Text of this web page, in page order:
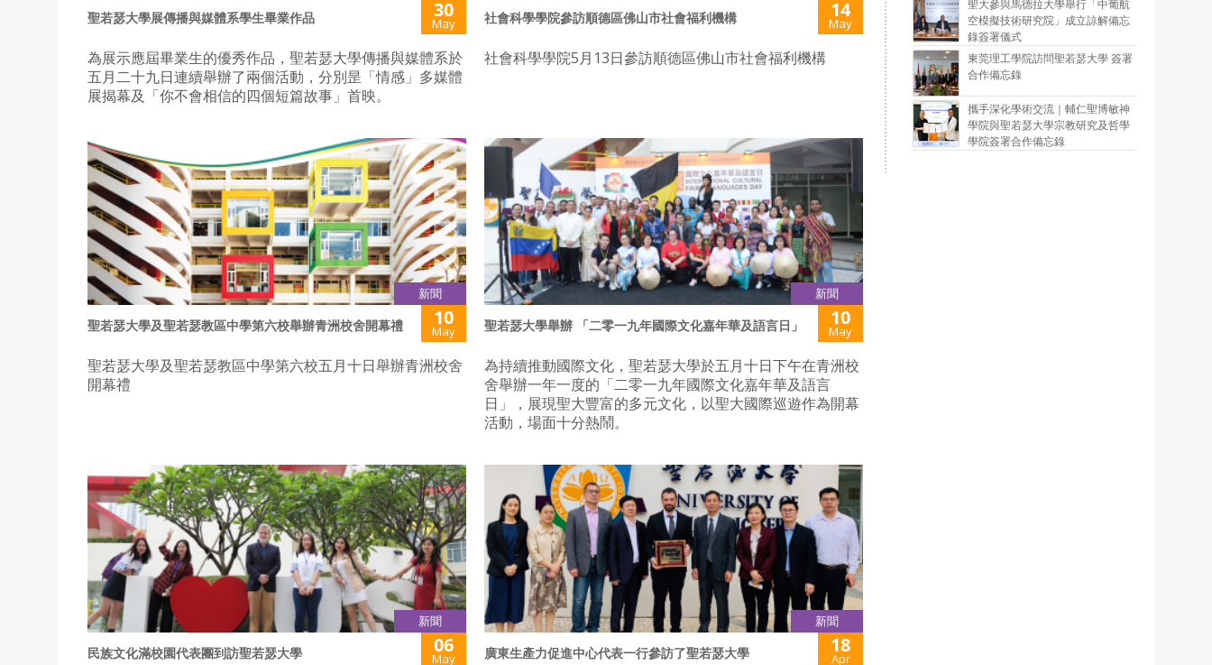
聖若瑟大學展傳播與媒體系學生畢業作品 30
May
為展示應屆畢業生的優秀作品，聖若瑟大學傳播與媒體系於
五月二十九日連續舉辦了兩個活動，分別昰「情感」多媒體
展揭幕及「你不會相信的四個短篇故事」首映。
社會科學學院參訪順德區佛山市社會福利機構 14
May
社會科學學院5月13日參訪順德區佛山市社會福利機構
新聞
聖若瑟大學及聖若瑟教區中學第六校舉辦青洲校舍開幕禮 10
May
聖若瑟大學及聖若瑟教區中學第六校五月十日舉辦青洲校舍
開幕禮
新聞
聖若瑟大學舉辦 「二零一九年國際文化嘉年華及語言日」 10
May
為持續推動國際文化，聖若瑟大學於五月十日下午在青洲校
舍舉辦一年一度的「二零一九年國際文化嘉年華及語言
日」，展現聖大豐富的多元文化，以聖大國際巡遊作為開幕
活動，場面十分熱鬧。
新聞
民族文化滿校園代表團到訪聖若瑟大學 06
May
新聞
廣東生產力促進中心代表一行參訪了聖若瑟大學 18
Apr
聖大參與馬德拉大學舉行「中葡航
空模擬技術研究院」成立諒解備忘
錄簽署儀式
東莞理工學院訪問聖若瑟大學 簽署
合作備忘錄
攜手深化學術交流｜輔仁聖博敏神
學院與聖若瑟大學宗教研究及哲學
學院簽署合作備忘錄